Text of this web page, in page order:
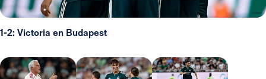
1-2: Victoria en Budapest